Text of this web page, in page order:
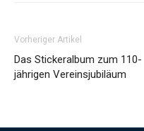
Vorheriger Artikel
Das Stickeralbum zum 110-
jährigen Vereinsjubiläum